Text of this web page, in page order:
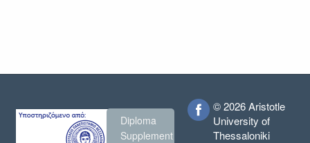
Diploma
Supplement
© 2026 Aristotle
University of
Thessaloniki